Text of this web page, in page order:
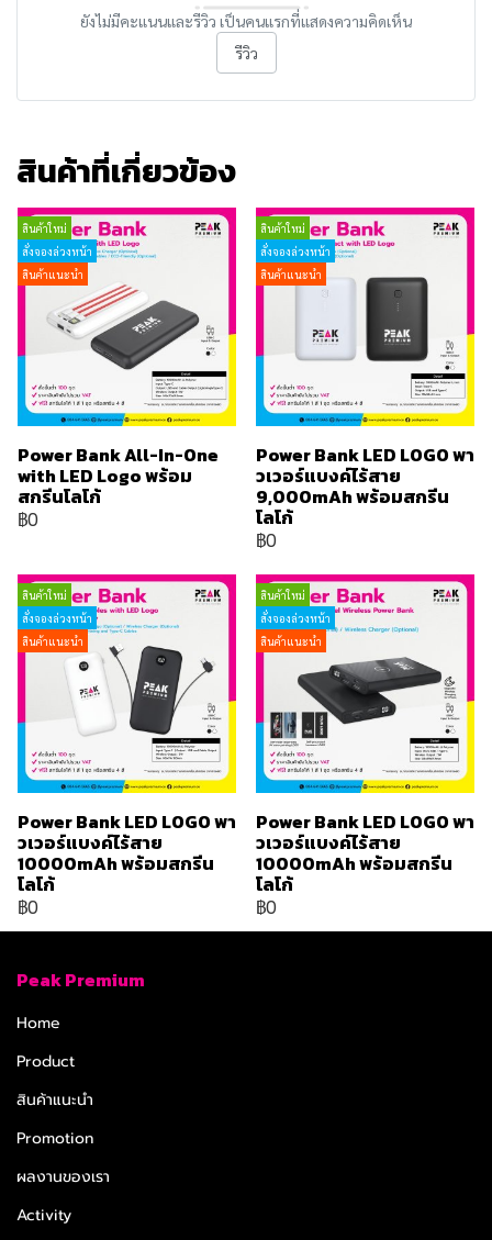
ยังไม่มีคะแนนและรีวิว เป็นคนแรกที่แสดงความคิดเห็น
รีวิว
สินค้าที่เกี่ยวข้อง
สินค้าใหม่
สั่งจองล่วงหน้า
สินค้าแนะนำ
Power Bank All-In-One
with LED Logo พร้อม
สกรีนโลโก้
฿0
สินค้าใหม่
สั่งจองล่วงหน้า
สินค้าแนะนำ
Power Bank LED LOGO พา
วเวอร์แบงค์ไร้สาย
9,000mAh พร้อมสกรีน
โลโก้
฿0
สินค้าใหม่
สั่งจองล่วงหน้า
สินค้าแนะนำ
Power Bank LED LOGO พา
วเวอร์แบงค์ไร้สาย
10000mAh พร้อมสกรีน
โลโก้
฿0
สินค้าใหม่
สั่งจองล่วงหน้า
สินค้าแนะนำ
Power Bank LED LOGO พา
วเวอร์แบงค์ไร้สาย
10000mAh พร้อมสกรีน
โลโก้
฿0
Peak Premium
Home
Product
สินค้าแนะนำ
Promotion
ผลงานของเรา
Activity